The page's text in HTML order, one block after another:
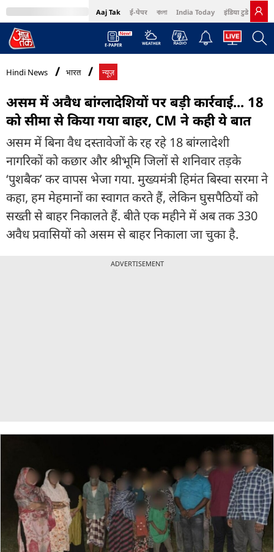
Aaj Tak ई-पेपर বাংলা India Today इंडिया टुडे हिंदी
MumbaiTak Cosmopolitan Harper's Bazaar Northeast
Hindi News भारत न्यूज़
असम में अवैध बांग्लादेशियों पर बड़ी कार्रवाई... 18
को सीमा से किया गया बाहर, CM ने कही ये बात
असम में बिना वैध दस्तावेजों के रह रहे 18 बांग्लादेशी
नागरिकों को कछार और श्रीभूमि जिलों से शनिवार तड़के
‘पुशबैक’ कर वापस भेजा गया. मुख्यमंत्री हिमंत बिस्वा सरमा ने
कहा, हम मेहमानों का स्वागत करते हैं, लेकिन घुसपैठियों को
सख्ती से बाहर निकालते हैं. बीते एक महीने में अब तक 330
अवैध प्रवासियों को असम से बाहर निकाला जा चुका है.
ADVERTISEMENT